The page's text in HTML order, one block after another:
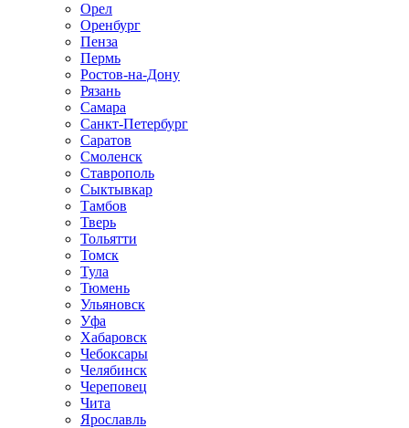
Орел
Оренбург
Пенза
Пермь
Ростов-на-Дону
Рязань
Самара
Санкт-Петербург
Саратов
Смоленск
Ставрополь
Сыктывкар
Тамбов
Тверь
Тольятти
Томск
Тула
Тюмень
Ульяновск
Уфа
Хабаровск
Чебоксары
Челябинск
Череповец
Чита
Ярославль